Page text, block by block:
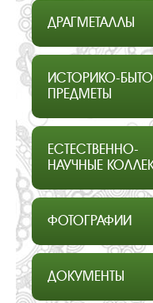
ДРАГМЕТАЛЛЫ
ИСТОРИКО-
ПРЕДМЕТЫ
ЕСТЕСТВЕННО-
НАУЧНЫЕ
ФОТОГРАФИИ
ДОКУМЕНТЫ